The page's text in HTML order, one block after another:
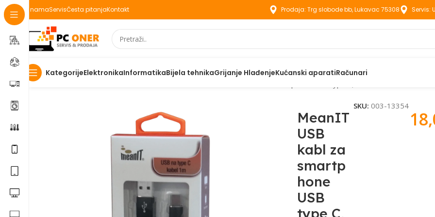
O namaServisČesta pitanjaKontakt Prodaja: Trg slobode bb, Lukavac 75308 Servis:
KategorijeElektronikaInformatikaBijela tehnikaGrijanje HlađenjeKućanski aparatiRačunari
Početna
MeanIT
USB
kabl za
smartp
hone
USB
type C,
SKU:003-13354